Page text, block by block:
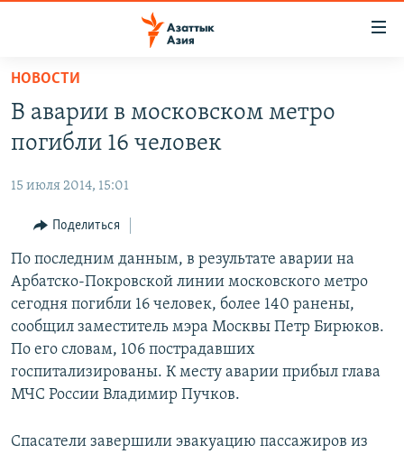
Вернуться
основному
содержанию
навигации
Вернутся
поиску
КАЗАХСТАН
УЗБЕКИСТАН
ТАДЖИКИСТАН
НОВОСТИ
НА ДРУГИХ ЯЗЫКАХ
ҚАЗАҚША
КЫРГЫЗЧА
ТОҶИКӢ
TÜRKMENÇE
Все сайты РСЕ/РС
НОВОСТИ
В аварии в московском метро
погибли 16 человек
15 июля 2014, 15:01
Поделиться
По последним данным, в результате аварии на
Арбатско-Покровской линии московского метро
сегодня погибли 16 человек, более 140 ранены,
сообщил заместитель мэра Москвы Петр Бирюков.
По его словам, 106 пострадавших
госпитализированы. К месту аварии прибыл глава
МЧС России Владимир Пучков.
Спасатели завершили эвакуацию пассажиров из